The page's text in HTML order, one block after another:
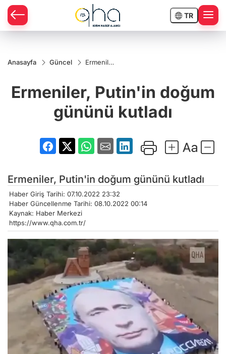
TR
Anasayfa Güncel
Ermeniler,
gününü
kutladı
Ermeniler, Putin'in doğum
gününü kutladı
Ermeniler, Putin'in doğum gününü kutladı
Haber Giriş Tarihi: 07.10.2022 23:32
Haber Güncellenme Tarihi: 08.10.2022 00:14
Kaynak: Haber Merkezi
https://www.qha.com.tr/